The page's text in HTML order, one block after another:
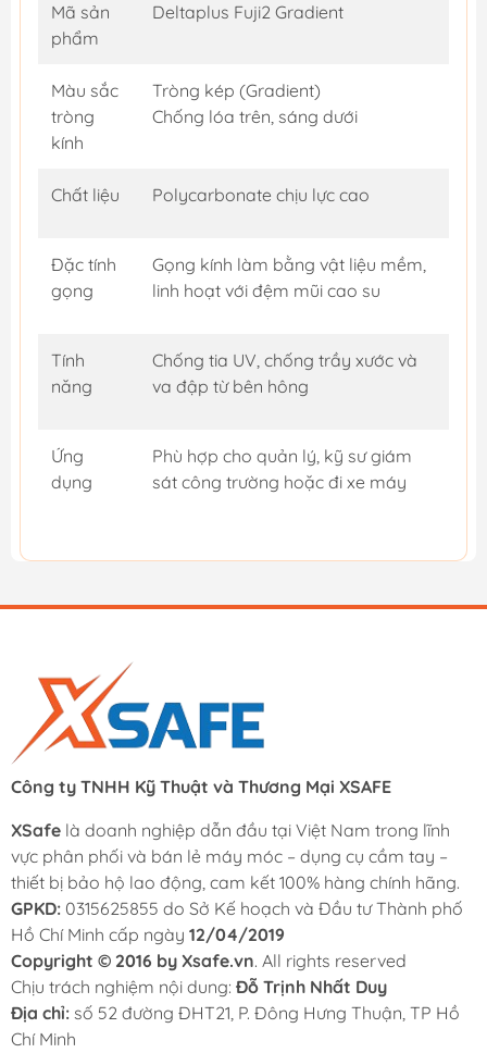
Mã sản
phẩm
Deltaplus Fuji2 Gradient
Màu sắc
tròng
kính
Tròng kép (Gradient)
Chống lóa trên, sáng dưới
Chất liệu Polycarbonate chịu lực cao
Đặc tính
gọng
Gọng kính làm bằng vật liệu mềm,
linh hoạt với đệm mũi cao su
Tính
năng
Chống tia UV, chống trầy xước và
va đập từ bên hông
Ứng
dụng
Phù hợp cho quản lý, kỹ sư giám
sát công trường hoặc đi xe máy
Công ty TNHH Kỹ Thuật và Thương Mại XSAFE
XSafe là doanh nghiệp dẫn đầu tại Việt Nam trong lĩnh
vực phân phối và bán lẻ máy móc – dụng cụ cầm tay –
thiết bị bảo hộ lao động, cam kết 100% hàng chính hãng.
GPKD: 0315625855 do Sở Kế hoạch và Đầu tư Thành phố
Hồ Chí Minh cấp ngày 12/04/2019
Copyright © 2016 by Xsafe.vn. All rights reserved
Chịu trách nghiệm nội dung: Đỗ Trịnh Nhất Duy
Địa chỉ: số 52 đường ĐHT21, P. Đông Hưng Thuận, TP Hồ
Chí Minh